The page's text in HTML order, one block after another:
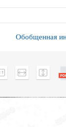
Обобщенная